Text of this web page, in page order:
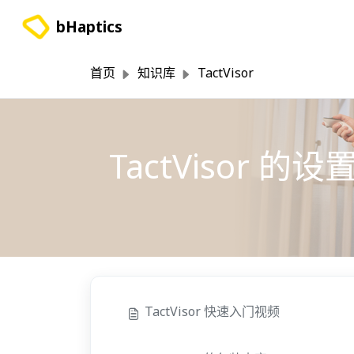
bHaptics
首页 知识库 TactVisor
TactVisor 的设
TactVisor 快速入门视频